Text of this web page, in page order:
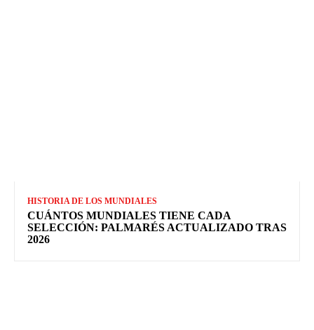
HISTORIA DE LOS MUNDIALES
CUÁNTOS MUNDIALES TIENE CADA
SELECCIÓN: PALMARÉS ACTUALIZADO TRAS
2026